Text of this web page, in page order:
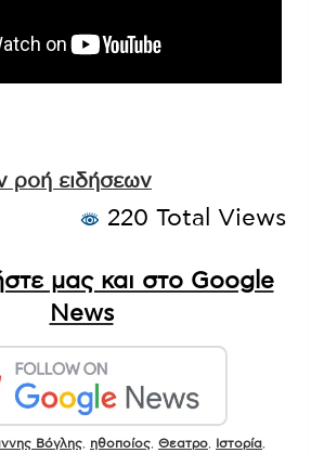
ροή ειδήσεων
220 Total Views
μας και στο Google
News
Βόγλης ηθοποίος Θεατρο Ιστορία